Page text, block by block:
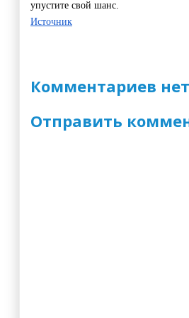
упустите свой шанс.
Источник
Комментариев
Отправить